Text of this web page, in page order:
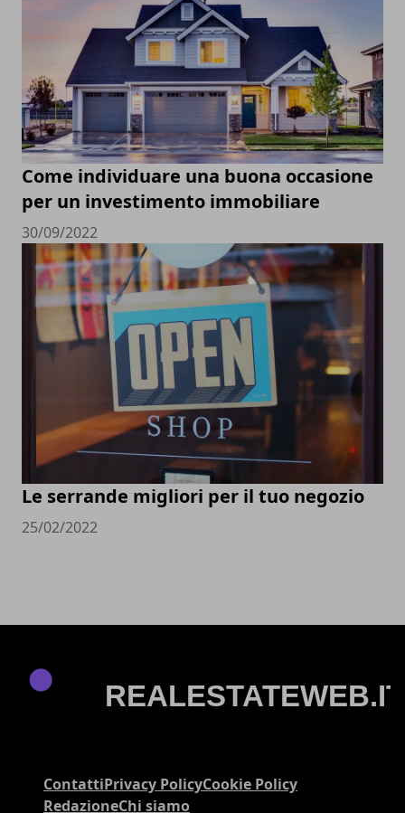
Come individuare una buona occasione
per un investimento immobiliare
30/09/2022
Le serrande migliori per il tuo negozio
25/02/2022
ContattiPrivacy PolicyCookie Policy
RedazioneChi siamo